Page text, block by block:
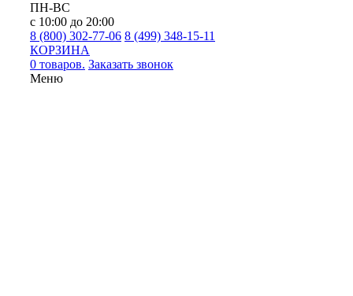
ПН-ВС
с 10:00 до 20:00
8 (800) 302-77-06 8 (499) 348-15-11
КОРЗИНА
0 товаров. Заказать звонок
Меню